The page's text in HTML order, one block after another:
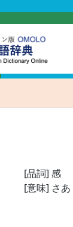
[品詞] 感
[意味] さあ